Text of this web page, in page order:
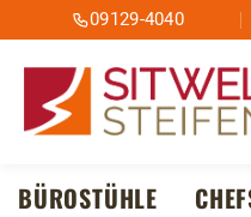
Hauptinhalt springen
Zur Suche springen
Zur Hauptnavigation
09129-4040
BÜROSTÜHLE